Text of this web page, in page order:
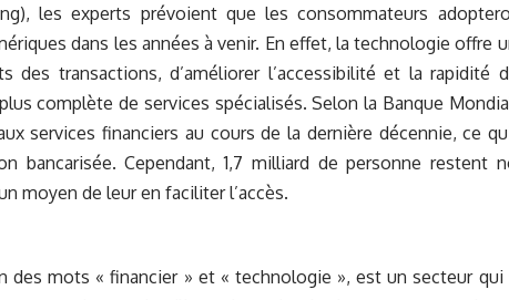
les experts prévoient que les consommateurs
dans les années à venir. En effet, la technologie offre
des transactions, d’améliorer l’accessibilité et la rapidité
complète de services spécialisés. Selon la Banque
services financiers au cours de la dernière décennie, ce
bancarisée. Cependant, 1,7 milliard de personne restent
moyen de leur en faciliter l’accès.
des mots « financier » et « technologie », est un secteur qui